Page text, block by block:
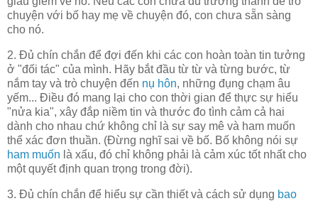
chuyện với bố hay mẹ về chuyện đó, con chưa sẵn sàng
cho nó.
2. Đủ chín chắn để đợi đến khi các con hoàn toàn tin tưởng
ở "đối tác" của mình. Hãy bắt đầu từ từ và từng bước, từ
nắm tay và trò chuyện đến nụ hôn, những đụng chạm âu
yếm... Điều đó mang lại cho con thời gian để thực sự hiểu
"nửa kia", xây đắp niềm tin và thước đo tình cảm cả hai
dành cho nhau chứ không chỉ là sự say mê và ham muốn
thể xác đơn thuần. (Đừng nghĩ sai về bố. Bố không nói sự
ham muốn là xấu, đó chỉ không phải là cảm xúc tốt nhất cho
một quyết định quan trọng trong đời).
3. Đủ chín chắn để hiểu sự cần thiết và cách sử dụng bao